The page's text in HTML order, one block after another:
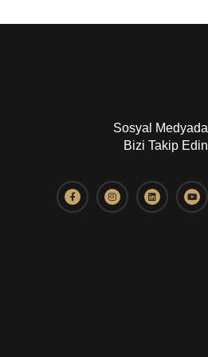
Sosyal Medyada
Bizi Takip Edin